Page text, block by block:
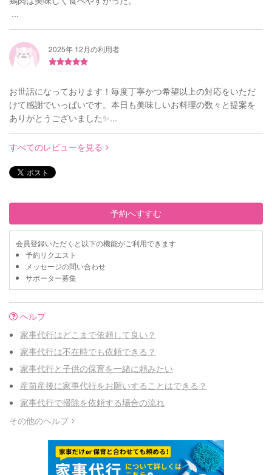
...
2025年 12月の利用者
お世話になっております！毎度丁寧かつ希望以上の対応をいただ
けて感謝でいっぱいです。本日も美味しいお料理の数々と提案を
ありがとうございました✨...
すべてのレビューを見る
予約へすすむ
会員登録いただくと以下の機能がご利用できます
予約リクエスト
メッセージの問い合わせ
サポーター募集
ヘルプ
家事代行はどこまで依頼して良い？
家事代行は不在時でも依頼できる？
家事代行と子供の保育を一緒に頼みたい
産前産後に家事代行をお願いすることはできる？
家事代行で掃除を依頼する場合の流れ
その他のヘルプ